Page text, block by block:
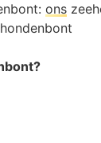
ons